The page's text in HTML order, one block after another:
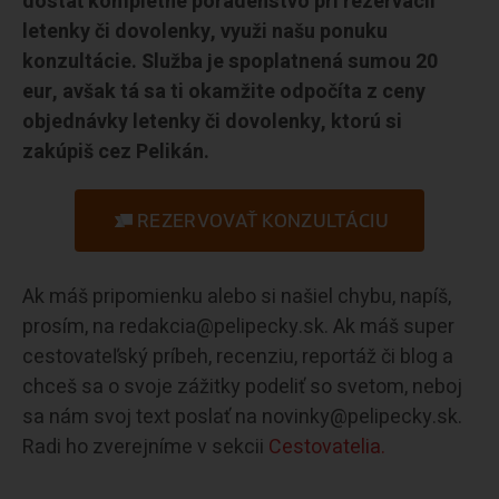
letenky či dovolenky, využi našu ponuku
konzultácie. Služba je spoplatnená sumou 20
eur, avšak tá sa ti okamžite odpočíta z ceny
objednávky letenky či dovolenky, ktorú si
zakúpiš cez Pelikán.
REZERVOVAŤ KONZULTÁCIU
Ak máš pripomienku alebo si našiel chybu, napíš,
prosím, na redakcia@pelipecky.sk. Ak máš super
cestovateľský príbeh, recenziu, reportáž či blog a
chceš sa o svoje zážitky podeliť so svetom, neboj
sa nám svoj text poslať na novinky@pelipecky.sk.
Radi ho zverejníme v sekcii Cestovatelia.